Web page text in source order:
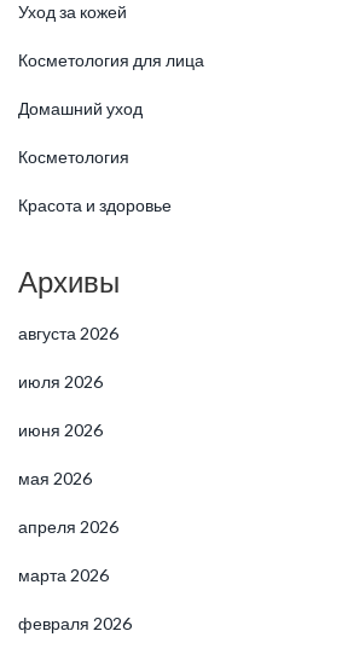
Уход за кожей
Косметология для лица
Домашний уход
Косметология
Красота и здоровье
Архивы
августа 2026
июля 2026
июня 2026
мая 2026
апреля 2026
марта 2026
февраля 2026